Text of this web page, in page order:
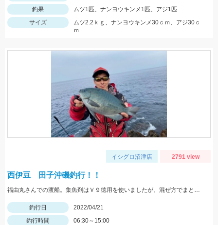
釣果
ムツ1匹、ナンヨウキンメ1匹、アジ1匹
サイズ
ムツ2.2ｋｇ、ナンヨウキンメ30ｃｍ、アジ30ｃ
ｍ
イシグロ沼津店 2791 view
西伊豆 田子沖磯釣行！！
福由丸さんでの渡船。集魚剤はＶ９徳用を使いましたが、混ぜ方でまとまりの調節がしやすく非常に使いやすい集魚剤です。
釣行日
2022/04/21
釣行時間
06:30～15:00